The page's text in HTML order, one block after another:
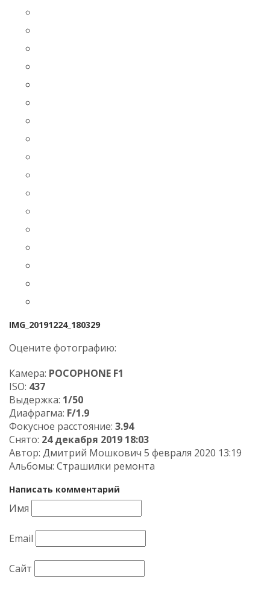
IMG_20191224_180329
Оцените фотографию:
Камера: POCOPHONE F1
ISO: 437
Выдержка: 1/50
Диафрагма: F/1.9
Фокусное расстояние: 3.94
Снято: 24 декабря 2019 18:03
Автор: Дмитрий Мошкович 5 февраля 2020 13:19
Альбомы: Страшилки ремонта
Написать комментарий
Имя
Email
Сайт